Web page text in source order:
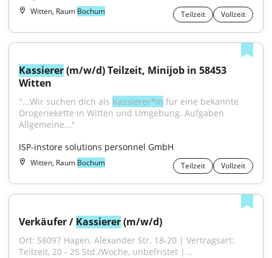
Witten, Raum Bochum Teilzeit Vollzeit
Kassierer (m/w/d) Teilzeit, Minijob in 58453
Witten
"...Wir suchen dich als Kassierer*in für eine bekannte
Drogeriekette in Witten und Umgebung. Aufgaben
Allgemeine..."
ISP-instore solutions personnel GmbH
Witten, Raum Bochum Teilzeit Vollzeit
Verkäufer / Kassierer (m/w/d)
Ort: 58097 Hagen, Alexander Str. 18-20 | Vertragsart:
Teilzeit, 20 - 25 Std./Woche, unbefristet |...